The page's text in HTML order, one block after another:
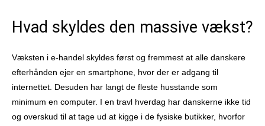
Hvad skyldes den massive vækst?
Væksten i e-handel skyldes først og fremmest at alle danskere
efterhånden ejer en smartphone, hvor der er adgang til
internettet. Desuden har langt de fleste husstande som
minimum en computer. I en travl hverdag har danskerne ikke tid
og overskud til at tage ud at kigge i de fysiske butikker, hvorfor